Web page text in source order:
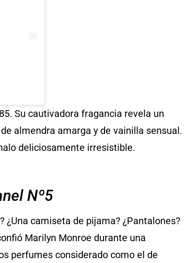
Su cautivadora fragancia revela un
almendra amarga y de vainilla sensual.
deliciosamente irresistible.
Nº5
¿Una camiseta de pijama? ¿Pantalones?
Marilyn Monroe durante una
perfumes considerado como el de